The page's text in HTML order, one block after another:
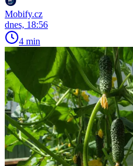
Mobify.cz
dnes, 18:56
4 min